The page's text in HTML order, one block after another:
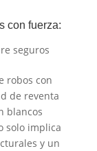
con fuerza:
seguros
robos con
de reventa
blancos
solo implica
y un